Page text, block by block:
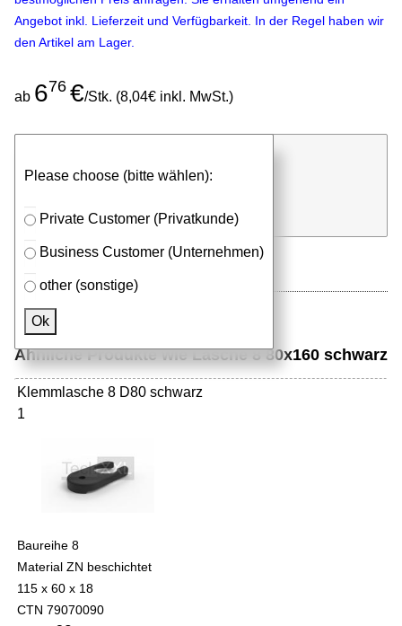
Angebot inkl. Lieferzeit und Verfügbarkeit. In der Regel haben wir
den Artikel am Lager.
ab 676 €/Stk. (8,04€ inkl. MwSt.)
Please choose (bitte wählen):
Private Customer (Privatkunde)
Business Customer (Unternehmen)
other (sonstige)
Ok
⮮
Stk. in Anfrageliste
Ähnliche Produkte wie Lasche 8 80x160 schwarz
Klemmlasche 8 D80 schwarz
1
Baureihe 8
Material ZN beschichtet
115 x 60 x 18
CTN 79070090